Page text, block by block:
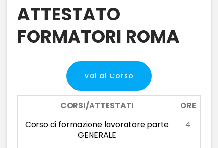
ATTESTATO
FORMATORI ROMA
Vai al Corso
CORSI/ATTESTATI
ORE
Corso di formazione lavoratore parte
GENERALE
4